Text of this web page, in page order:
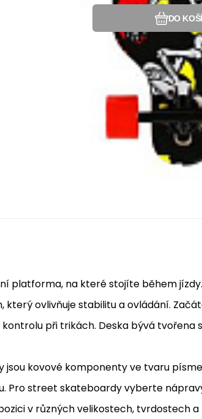
DO
platforma, na které stojíte během
který ovlivňuje stabilitu a ovládání.
při trikách. Deska bývá tvořena
kovové komponenty ve tvaru
Pro street skateboardy vyberte
v různých velikostech, tvrdostech